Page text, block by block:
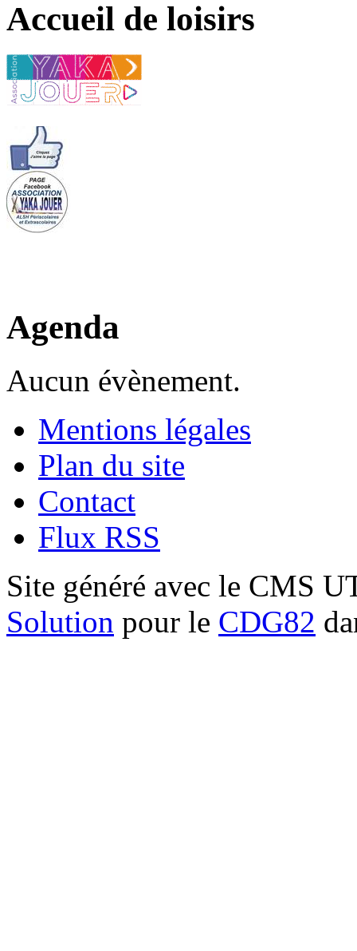
Accueil de loisirs
Agenda
Aucun évènement.
Mentions légales
Plan du site
Contact
Flux RSS
Site généré avec le CMS
Solution pour le CDG82